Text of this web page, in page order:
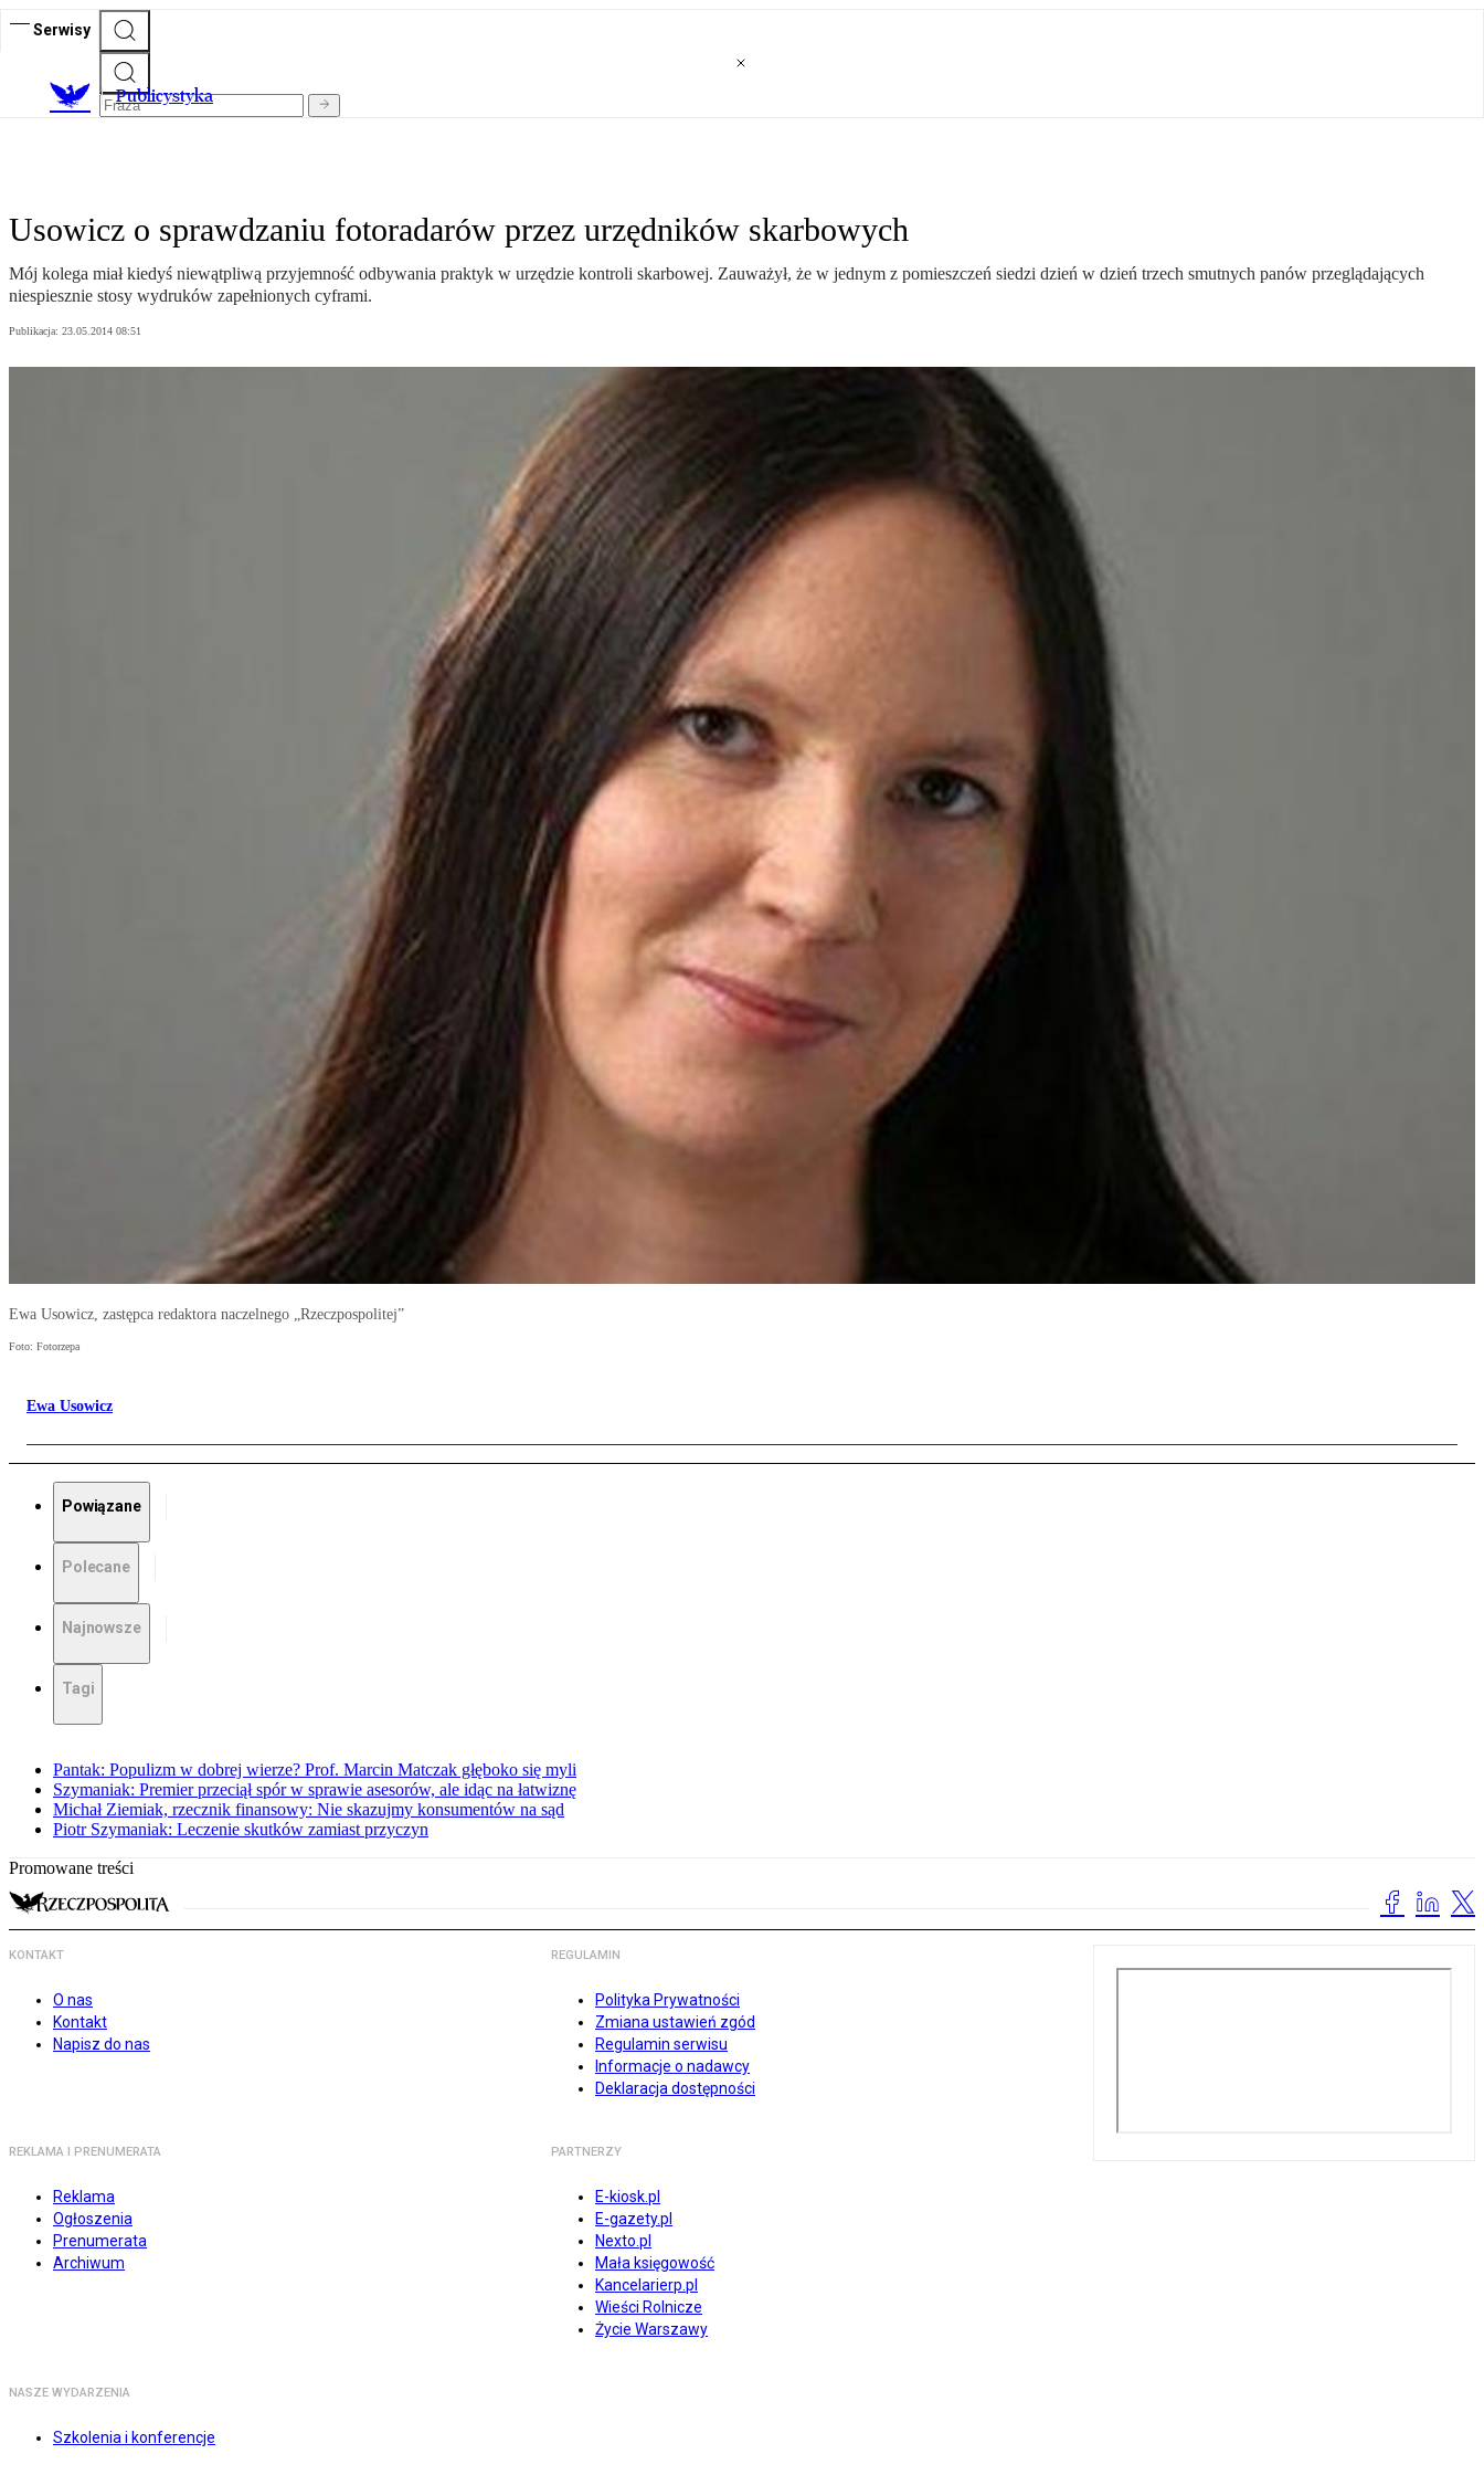
Serwisy
Publicystyka
Usowicz o sprawdzaniu fotoradarów przez urzędników skarbowych
Mój kolega miał kiedyś niewątpliwą przyjemność odbywania praktyk w urzędzie kontroli skarbowej. Zauważył, że w jednym z pomieszczeń siedzi dzień w dzień trzech smutnych panów przeglądających
niespiesznie stosy wydruków zapełnionych cyframi.
Publikacja: 23.05.2014 08:51
Ewa Usowicz, zastępca redaktora naczelnego „Rzeczpospolitej”
Foto: Fotorzepa
Ewa Usowicz
Powiązane
Polecane
Najnowsze
Tagi
Pantak: Populizm w dobrej wierze? Prof. Marcin Matczak głęboko się myli
Szymaniak: Premier przeciął spór w sprawie asesorów, ale idąc na łatwiznę
Michał Ziemiak, rzecznik finansowy: Nie skazujmy konsumentów na sąd
Piotr Szymaniak: Leczenie skutków zamiast przyczyn
Promowane treści
KONTAKT
O nas
Kontakt
Napisz do nas
REGULAMIN
Polityka Prywatności
Zmiana ustawień zgód
Regulamin serwisu
Informacje o nadawcy
Deklaracja dostępności
REKLAMA I PRENUMERATA
Reklama
Ogłoszenia
Prenumerata
Archiwum
PARTNERZY
E-kiosk.pl
E-gazety.pl
Nexto.pl
Mała księgowość
Kancelarierp.pl
Wieści Rolnicze
Życie Warszawy
NASZE WYDARZENIA
Szkolenia i konferencje